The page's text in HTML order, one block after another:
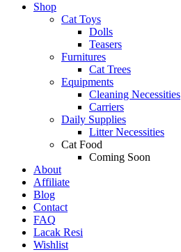
Shop
Cat Toys
Dolls
Teasers
Furnitures
Cat Trees
Equipments
Cleaning Necessities
Carriers
Daily Supplies
Litter Necessities
Cat Food
Coming Soon
About
Affiliate
Blog
Contact
FAQ
Lacak Resi
Wishlist